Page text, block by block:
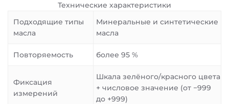
Технические характеристики
Подходящие типы
масла
Минеральные и синтетические
масла
Повторяемость более 95 %
Фиксация
измерений
Шкала зелёного/красного цвета
+ числовое значение (от −999
до +999)